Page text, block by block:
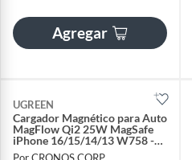
Agregar
UGREEN
Cargador Magnético para Auto
MagFlow Qi2 25W MagSafe
iPhone 16/15/14/13 W758 -
55967